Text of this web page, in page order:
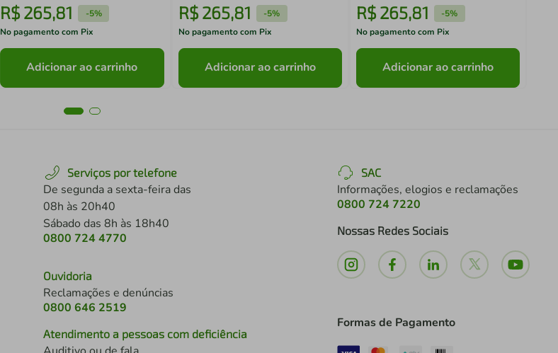
R$265,81 -5%
No pagamento com Pix
Adicionar ao carrinho
R$ 265,81 -5%
No pagamento com Pix
Adicionar ao carrinho
R$ 265,81 -5%
No pagamento com Pix
Adicionar ao carrinho
Serviços por telefone
De segunda a sexta-feira das
08h às 20h40
Sábado das 8h às 18h40
0800 724 4770
Ouvidoria
Reclamações e denúncias
0800 646 2519
Atendimento a pessoas com deficiência
SAC
Informações, elogios e reclamações
0800 724 7220
Nossas Redes Sociais
Formas de Pagamento